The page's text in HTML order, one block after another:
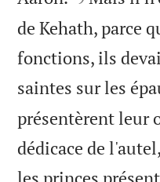
de Kehath, parce
fonctions, ils
saintes sur les
présentèrent leur
dédicace de
les princes